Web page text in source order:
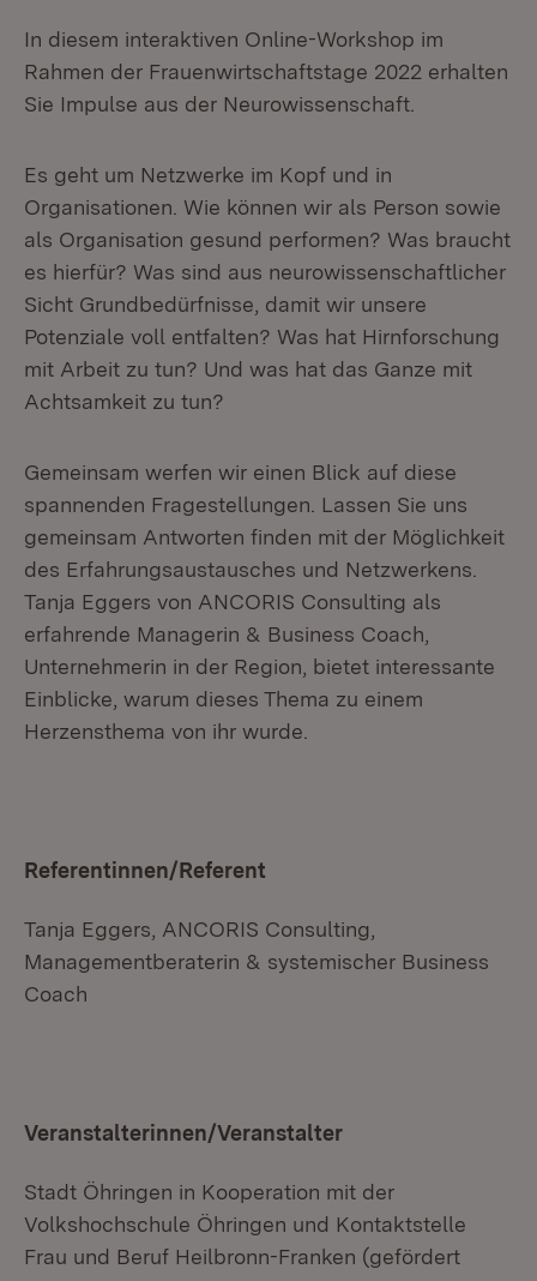
In diesem interaktiven Online-Workshop im
Rahmen der Frauenwirtschaftstage 2022 erhalten
Sie Impulse aus der Neurowissenschaft.
Es geht um Netzwerke im Kopf und in
Organisationen. Wie können wir als Person sowie
als Organisation gesund performen? Was braucht
es hierfür? Was sind aus neurowissenschaftlicher
Sicht Grundbedürfnisse, damit wir unsere
Potenziale voll entfalten? Was hat Hirnforschung
mit Arbeit zu tun? Und was hat das Ganze mit
Achtsamkeit zu tun?
Gemeinsam werfen wir einen Blick auf diese
spannenden Fragestellungen. Lassen Sie uns
gemeinsam Antworten finden mit der Möglichkeit
des Erfahrungsaustausches und Netzwerkens.
Tanja Eggers von ANCORIS Consulting als
erfahrende Managerin & Business Coach,
Unternehmerin in der Region, bietet interessante
Einblicke, warum dieses Thema zu einem
Herzensthema von ihr wurde.
Referentinnen/Referent
Tanja Eggers, ANCORIS Consulting,
Managementberaterin & systemischer Business
Coach
Veranstalterinnen/Veranstalter
Stadt Öhringen in Kooperation mit der
Volkshochschule Öhringen und Kontaktstelle
Frau und Beruf Heilbronn-Franken (gefördert